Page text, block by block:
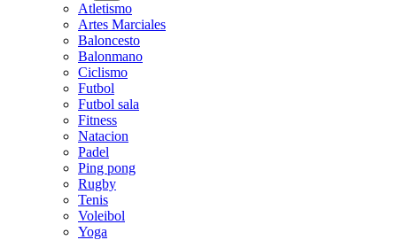
Atletismo
Artes Marciales
Baloncesto
Balonmano
Ciclismo
Futbol
Futbol sala
Fitness
Natacion
Padel
Ping pong
Rugby
Tenis
Voleibol
Yoga